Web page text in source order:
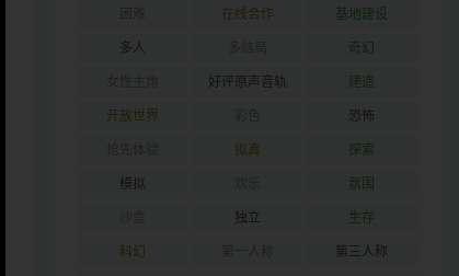
在线合作 基地建设
多人 奇幻
好评原声音轨 建造
开放世界 恐怖
拟真 探索
模拟 氛围
独立 生存
科幻 第三人称